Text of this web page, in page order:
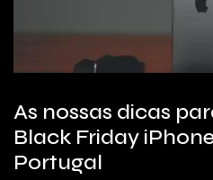
As nossas dicas
Black Friday
Portugal